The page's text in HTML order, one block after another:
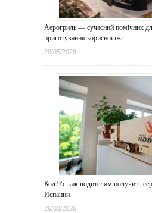
Аерогриль — сучасний помічник
приготування корисної їжі
28/05/2026
Код 95: как водителям получить
Испании
26/03/2026